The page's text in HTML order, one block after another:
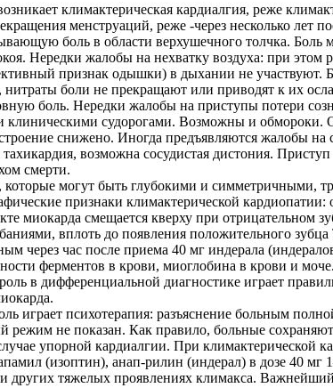
климактерическая кардиалгия, реже
менструаций, реже -через несколько лет
боль в области верхушечного толчка.
Нередки жалобы на нехватку воздуха: при этом
признак одышки) в дыхании не участвуют.
боли не прекращают или приводят к их
боль. Нередки жалобы на приступы потери
клиническими судорогами. Возможны и
снижено. Иногда предъявляются жалобы на
возможна сосудистая дистония.
смерти.
могут быть глубокими и симметричными,
признаки климактерической
миокарда смещается кверху при отрицательном
вплоть до появления положительного
через час после приема 40 мг индерала
ферментов в крови, миоглобина в крови и
в дифференциальной диагностике играет
психотерапия: разъяснение больным
не показан. Как правило, больные
упорной кардиалгии. При
(изоптин), анап-рилин (индерал) в дозе 40
тяжелых проявлениях климакса.